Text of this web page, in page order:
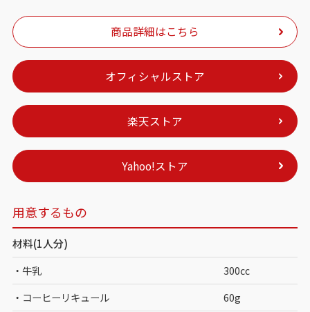
商品詳細はこちら
オフィシャルストア
楽天ストア
Yahoo!ストア
用意するもの
材料(1人分)
・牛乳
300㏄
・コーヒーリキュール
60g